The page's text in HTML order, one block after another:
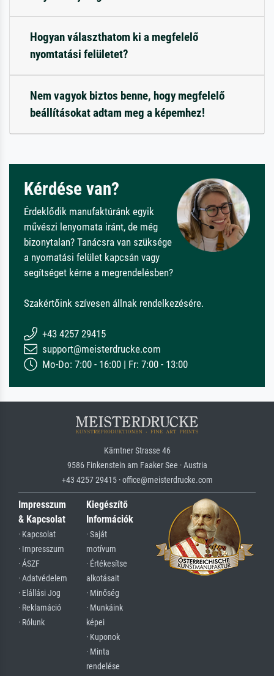
Hogyan választhatom ki a megfelelő
nyomtatási felületet?
Nem vagyok biztos benne, hogy megfelelő
beállításokat adtam meg a képemhez!
Kérdése van?
Érdeklődik manufaktúránk egyik
művészi lenyomata iránt, de még
bizonytalan? Tanácsra van szüksége
a nyomatási felület kapcsán vagy
segítséget kérne a megrendelésben?
Szakértőink szívesen állnak rendelkezésére.
+43 4257 29415
support@meisterdrucke.com
Mo-Do: 7:00 - 16:00 | Fr: 7:00 - 13:00
Kärntner Strasse 46
9586 Finkenstein am Faaker See · Austria
+43 4257 29415 · office@meisterdrucke.com
Impresszum
& Kapcsolat
· Kapcsolat
· Impresszum
· ÁSZF
· Adatvédelem
· Elállási Jog
· Reklamáció
· Rólunk
Kiegészítő
Információk
· Saját
motívum
· Értékesítse
alkotásait
· Minőség
· Munkáink
képei
· Kuponok
· Minta
rendelése